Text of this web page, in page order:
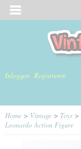
Inloggen Registreren
Home > Vintage > Toys >
Leonardo Action Figure